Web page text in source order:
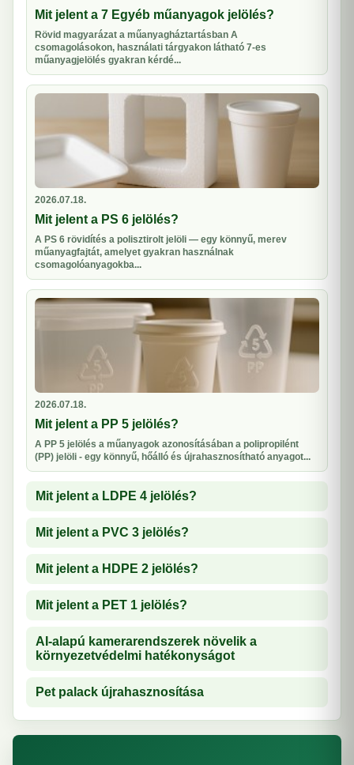
Mit jelent a 7 Egyéb műanyagok jelölés?
Rövid magyarázat a műanyagháztartásban A
csomagolásokon, használati tárgyakon látható 7-es
műanyagjelölés gyakran kérdé...
2026.07.18.
Mit jelent a PS 6 jelölés?
A PS 6 rövidítés a polisztirolt jelöli — egy könnyű, merev
műanyagfajtát, amelyet gyakran használnak
csomagolóanyagokba...
2026.07.18.
Mit jelent a PP 5 jelölés?
A PP 5 jelölés a műanyagok azonosításában a polipropilént
(PP) jelöli - egy könnyű, hőálló és újrahasznosítható anyagot...
Mit jelent a LDPE 4 jelölés?
Mit jelent a PVC 3 jelölés?
Mit jelent a HDPE 2 jelölés?
Mit jelent a PET 1 jelölés?
AI-alapú kamerarendszerek növelik a
környezetvédelmi hatékonyságot
Pet palack újrahasznosítása